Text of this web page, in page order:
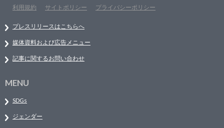
利用規約
サイトポリシー プライバシーポリシー
プレスリリースはこちらへ
媒体資料および広告メニュー
記事に関するお問い合わせ
MENU
SDGs
ジェンダー